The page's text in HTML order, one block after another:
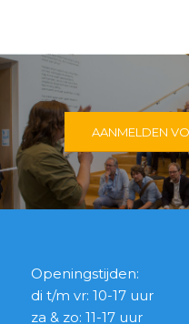
AANMELDEN
Openingstijden:
di t/m vr: 10-17 uur
za & zo: 11-17 uur